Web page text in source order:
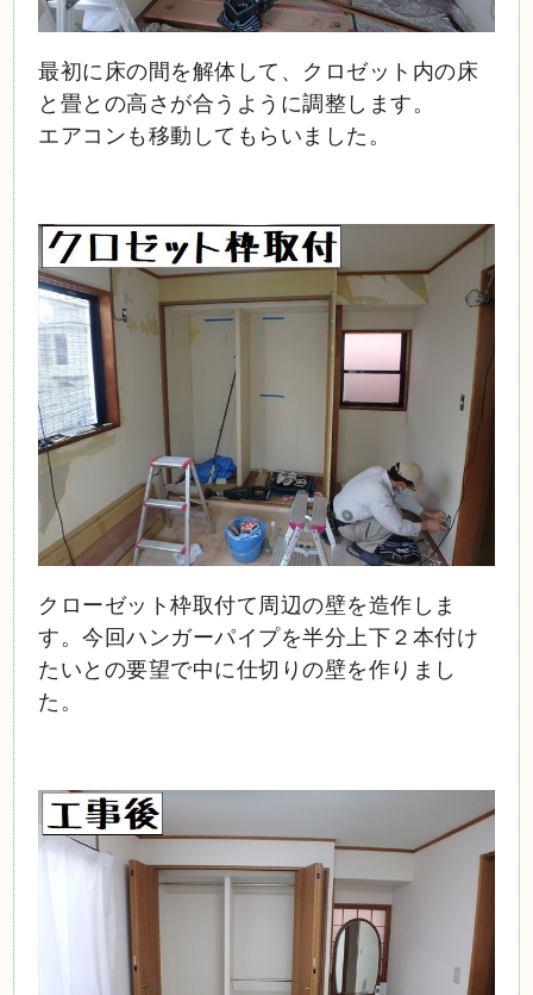
最初に床の間を解体して、クロゼット内の床
と畳との高さが合うように調整します。
エアコンも移動してもらいました。
クローゼット枠取付て周辺の壁を造作しま
す。今回ハンガーパイプを半分上下２本付け
たいとの要望で中に仕切りの壁を作りまし
た。